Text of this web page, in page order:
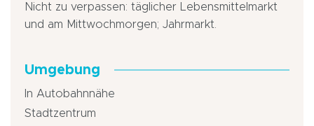
Nicht zu verpassen: täglicher Lebensmittelmarkt
und am Mittwochmorgen; Jahrmarkt.
Umgebung
In Autobahnnähe
Stadtzentrum